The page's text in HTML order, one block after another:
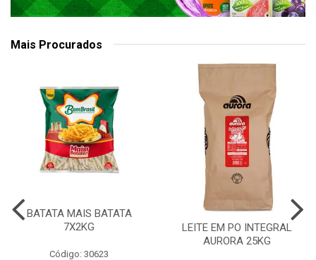
Mais Procurados
BATATA MAIS BATATA
7X2KG
Código: 30623
LEITE EM PO INTEGRAL
AURORA 25KG